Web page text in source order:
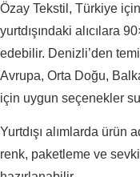
Özay Tekstil, Türkiye
yurtdışındaki alıcılara
edebilir. Denizli’den
Avrupa, Orta Doğu,
için uygun seçenekler
Yurtdışı alımlarda ürün
renk, paketleme ve